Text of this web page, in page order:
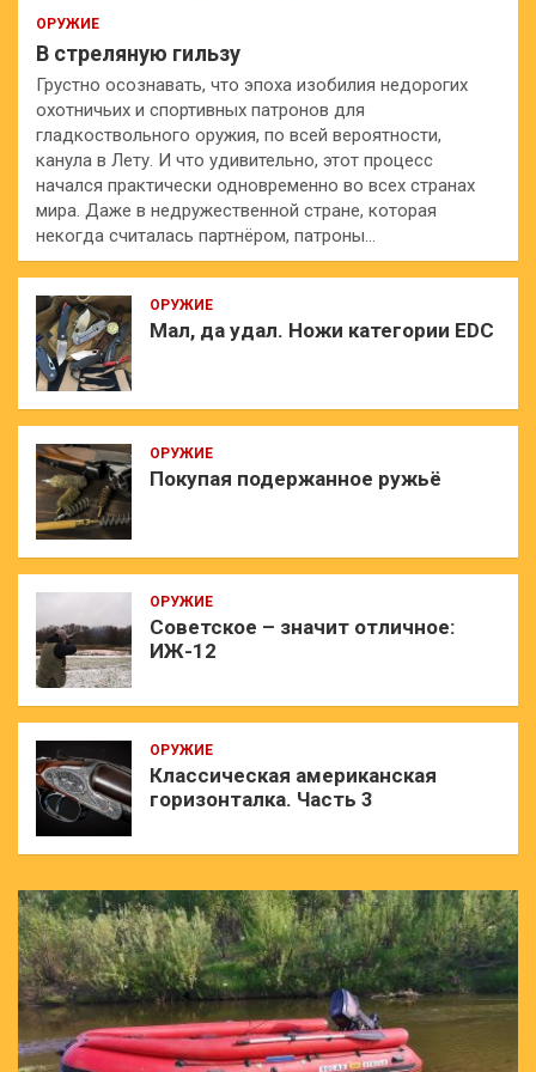
ОРУЖИЕ
В стреляную гильзу
Грустно осознавать, что эпоха изобилия недорогих
охотничьих и спортивных патронов для
гладкоствольного оружия, по всей вероятности,
канула в Лету. И что удивительно, этот процесс
начался практически одновременно во всех странах
мира. Даже в недружественной стране, которая
некогда считалась партнёром, патроны…
ОРУЖИЕ
Мал, да удал. Ножи категории EDC
ОРУЖИЕ
Покупая подержанное ружьё
ОРУЖИЕ
Советское – значит отличное:
ИЖ-12
ОРУЖИЕ
Классическая американская
горизонталка. Часть 3